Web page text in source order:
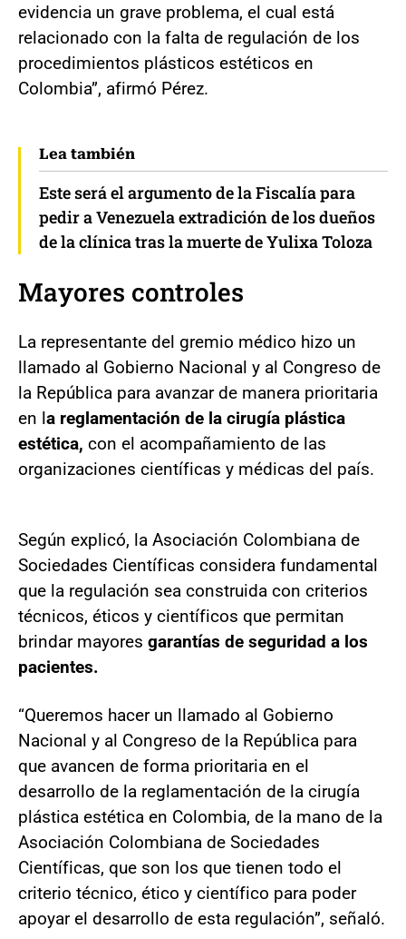
evidencia un grave problema, el cual está
relacionado con la falta de regulación de los
procedimientos plásticos estéticos en
Colombia”, afirmó Pérez.
Lea también
Este será el argumento de la Fiscalía para
pedir a Venezuela extradición de los dueños
de la clínica tras la muerte de Yulixa Toloza
Mayores controles
La representante del gremio médico hizo un
llamado al Gobierno Nacional y al Congreso de
la República para avanzar de manera prioritaria
en la reglamentación de la cirugía plástica
estética, con el acompañamiento de las
organizaciones científicas y médicas del país.
Según explicó, la Asociación Colombiana de
Sociedades Científicas considera fundamental
que la regulación sea construida con criterios
técnicos, éticos y científicos que permitan
brindar mayores garantías de seguridad a los
pacientes.
“Queremos hacer un llamado al Gobierno
Nacional y al Congreso de la República para
que avancen de forma prioritaria en el
desarrollo de la reglamentación de la cirugía
plástica estética en Colombia, de la mano de la
Asociación Colombiana de Sociedades
Científicas, que son los que tienen todo el
criterio técnico, ético y científico para poder
apoyar el desarrollo de esta regulación”, señaló.